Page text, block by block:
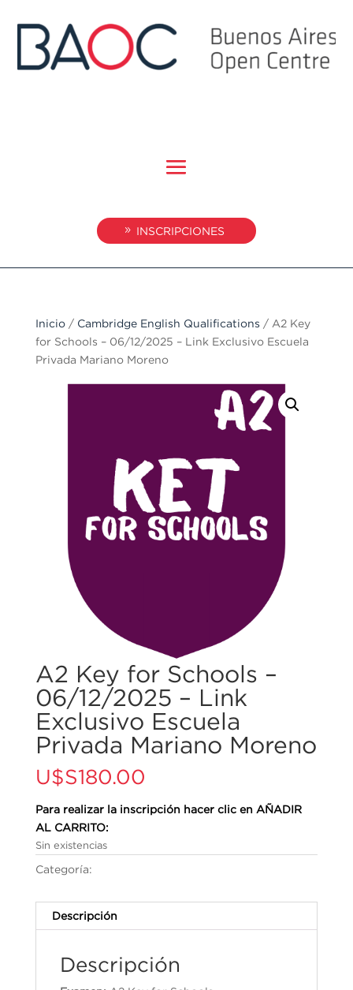
INSCRIPCIONES
Inicio/ Cambridge English Qualifications / A2 Key
for Schools – 06/12/2025 – Link Exclusivo Escuela
Privada Mariano Moreno
A2 Key for Schools –
06/12/2025 – Link
Exclusivo Escuela
Privada Mariano Moreno
U$S180.00
Para realizar la inscripción hacer clic en AÑADIR
AL CARRITO:
Sin existencias
Categoría:
Descripción
Descripción